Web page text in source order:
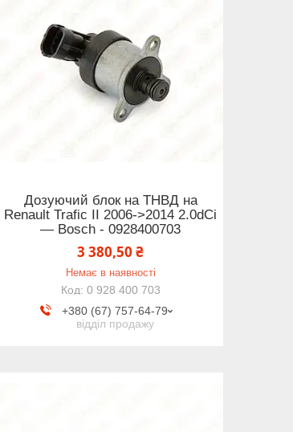
Дозуючий блок на ТНВД на
Renault Trafic II 2006->2014 2.0dCi
— Bosch - 0928400703
3 380,50 ₴
Немає в наявності
0 928 400 703
+380 (67) 757-64-79
відділ продажу